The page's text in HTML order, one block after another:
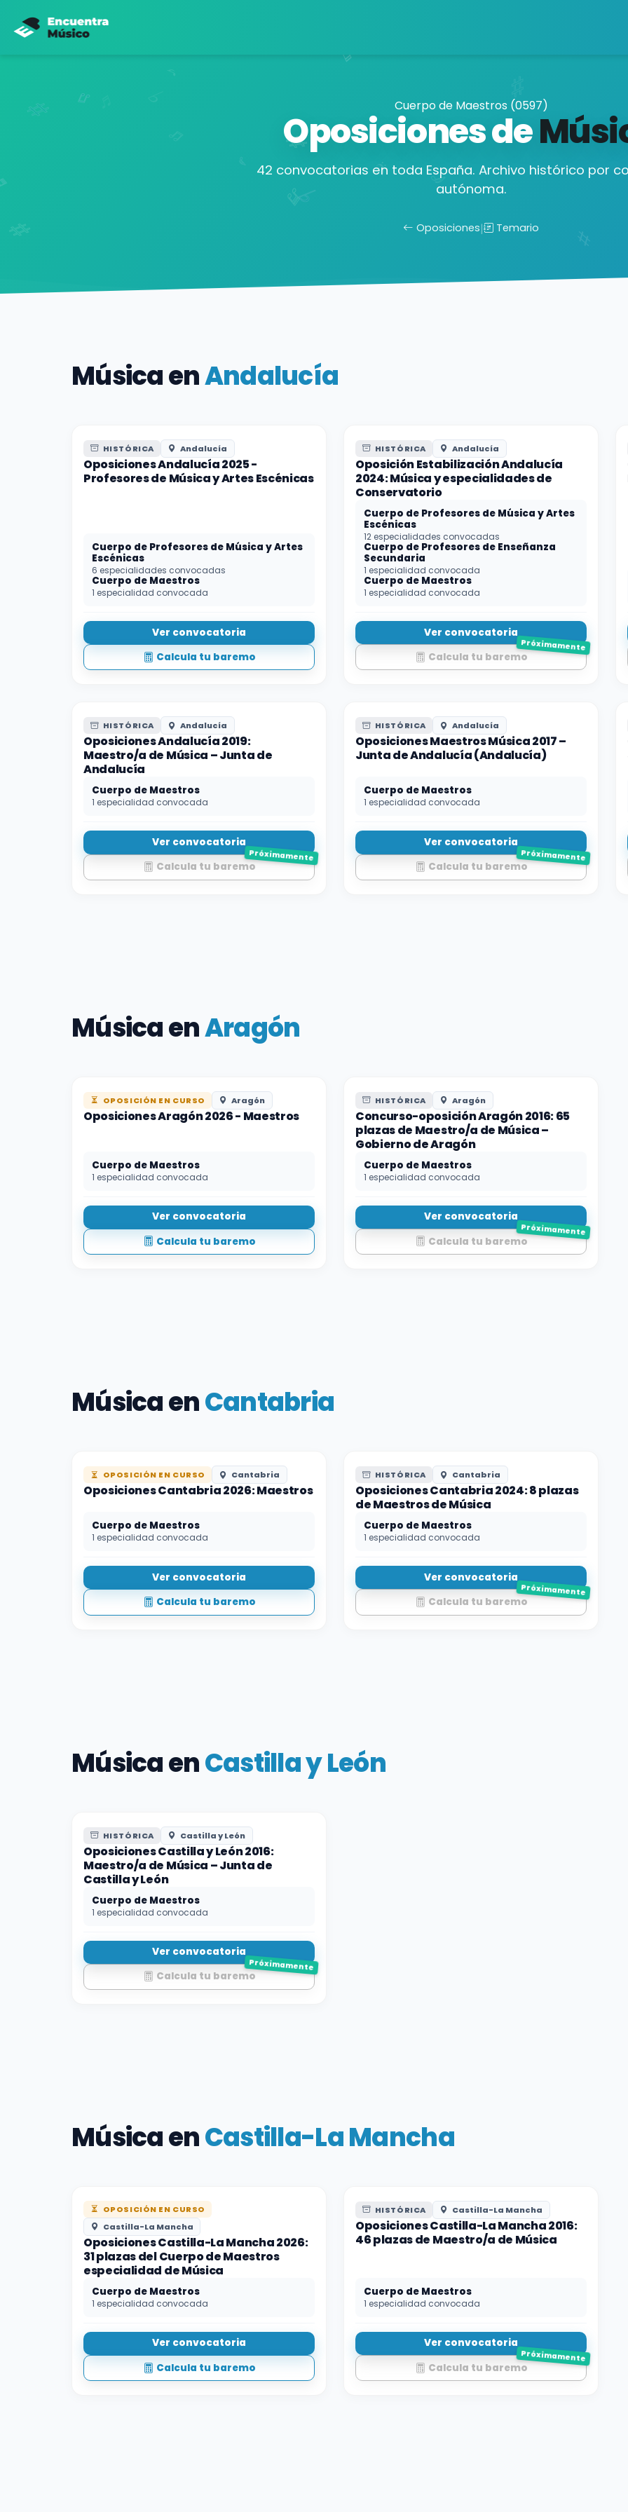
Cuerpo de Maestros (0597)
Oposiciones de
42 convocatorias en toda España. Archivo histórico por
autónoma.
Oposiciones| Temario
Música enAndalucía
HISTÓRICA Andalucía
Oposiciones Andalucía 2025 -
Profesores de Música y Artes Escénicas
Cuerpo de Profesores de Música y Artes
Escénicas
6 especialidades convocadas
Cuerpo de Maestros
1 especialidad convocada
Ver convocatoria
Calcula tu baremo
HISTÓRICA Andalucía
Oposición Estabilización Andalucía
2024: Música y especialidades de
Conservatorio
Cuerpo de Profesores de Música y Artes
Escénicas
12 especialidades convocadas
Cuerpo de Profesores de Enseñanza
Secundaria
1 especialidad convocada
Cuerpo de Maestros
1 especialidad convocada
Ver convocatoria
Calcula tu baremo
Próximamente
HISTÓRICA Andalucía
Oposiciones Andalucía 2019:
Maestro/a de Música – Junta de
Andalucía
Cuerpo de Maestros
1 especialidad convocada
Ver convocatoria
Calcula tu baremo
Próximamente
HISTÓRICA Andalucía
Oposiciones Maestros Música 2017 –
Junta de Andalucía (Andalucía)
Cuerpo de Maestros
1 especialidad convocada
Ver convocatoria
Calcula tu baremo
Próximamente
Música enAragón
OPOSICIÓN EN CURSO Aragón
Oposiciones Aragón 2026 - Maestros
Cuerpo de Maestros
1 especialidad convocada
Ver convocatoria
Calcula tu baremo
HISTÓRICA Aragón
Concurso-oposición Aragón 2016: 65
plazas de Maestro/a de Música –
Gobierno de Aragón
Cuerpo de Maestros
1 especialidad convocada
Ver convocatoria
Calcula tu baremo
Próximamente
Música enCantabria
OPOSICIÓN EN CURSO Cantabria
Oposiciones Cantabria 2026: Maestros
Cuerpo de Maestros
1 especialidad convocada
Ver convocatoria
Calcula tu baremo
HISTÓRICA Cantabria
Oposiciones Cantabria 2024: 8 plazas
de Maestros de Música
Cuerpo de Maestros
1 especialidad convocada
Ver convocatoria
Calcula tu baremo
Próximamente
Música enCastilla y León
HISTÓRICA Castilla y León
Oposiciones Castilla y León 2016:
Maestro/a de Música – Junta de
Castilla y León
Cuerpo de Maestros
1 especialidad convocada
Ver convocatoria
Calcula tu baremo
Próximamente
Música enCastilla-La Mancha
OPOSICIÓN EN CURSO
Castilla-La Mancha
Oposiciones Castilla-La Mancha 2026:
31 plazas del Cuerpo de Maestros
especialidad de Música
Cuerpo de Maestros
1 especialidad convocada
Ver convocatoria
Calcula tu baremo
HISTÓRICA Castilla-La Mancha
Oposiciones Castilla-La Mancha 2016:
46 plazas de Maestro/a de Música
Cuerpo de Maestros
1 especialidad convocada
Ver convocatoria
Calcula tu baremo
Próximamente